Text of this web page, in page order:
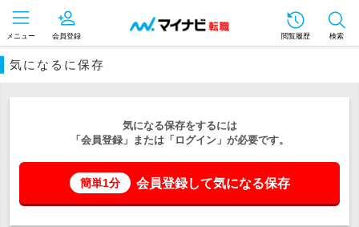
メニュー 会員登録 閲覧履歴 検索
気になるに保存
気になる保存をするには
「会員登録」または「ログイン」が必要です。
簡単1分 会員登録して気になる保存